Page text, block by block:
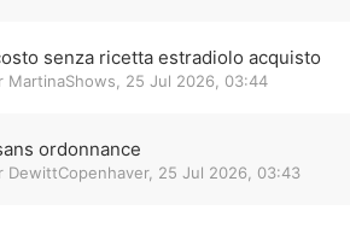
senza ricetta estradiolo acquisto
MartinaShows 25 Jul 2026, 03:44
ordonnance
DewittCopenhaver, 25 Jul 2026, 03:43